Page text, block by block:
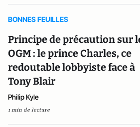
BONNES FEUILLES
Principe de précaution sur
OGM : le prince Charles, ce
redoutable lobbyiste face à
Tony Blair
Philip Kyle
1 min de lecture